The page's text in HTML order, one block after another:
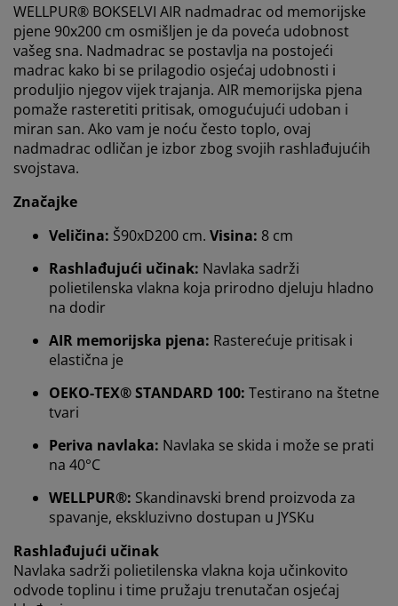
WELLPUR® BOKSELVI AIR nadmadrac od memorijske
pjene 90x200 cm osmišljen je da poveća udobnost
vašeg sna. Nadmadrac se postavlja na postojeći
madrac kako bi se prilagodio osjećaj udobnosti i
produljio njegov vijek trajanja. AIR memorijska pjena
pomaže rasteretiti pritisak, omogućujući udoban i
miran san. Ako vam je noću često toplo, ovaj
nadmadrac odličan je izbor zbog svojih rashlađujućih
svojstava.
Značajke
Veličina: Š90xD200 cm. Visina: 8 cm
Rashlađujući učinak: Navlaka sadrži
polietilenska vlakna koja prirodno djeluju hladno
na dodir
AIR memorijska pjena: Rasterećuje pritisak i
elastična je
OEKO-TEX® STANDARD 100: Testirano na štetne
tvari
Periva navlaka: Navlaka se skida i može se prati
na 40°C
WELLPUR®: Skandinavski brend proizvoda za
spavanje, ekskluzivno dostupan u JYSKu
Rashlađujući učinak
Navlaka sadrži polietilenska vlakna koja učinkovito
odvode toplinu i time pružaju trenutačan osjećaj
Personaliziramo vaše iskustvo
U JYSKu koristimo kolačiće i mobilne identifikatore kako
posjeta našoj web stranici. Kolačići prikupljaju
relevantnog marketinga.
Prihvaćanjem marketinških kolačića dijelit ćemo vaše
(npr. Google, Meta i TikTok) za personalizirane i
statične oglase. Više o svrhama možete pročitati klikom
na opciju „PRILAGODI“ te u svakom trenutku povući
svoju suglasnost klikom na ikonu kolačića. Klikom na
"PRIHVATI SVE" dajete suglasnost za sve tri svrhe.
Pročitajte više oprikupljanju i obradi osobnih
podatakai našoj